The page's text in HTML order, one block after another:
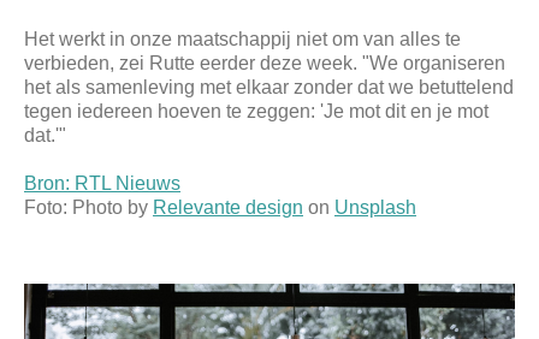
Het werkt in onze maatschappij niet om van alles te
verbieden, zei Rutte eerder deze week. "We organiseren
het als samenleving met elkaar zonder dat we betuttelend
tegen iedereen hoeven te zeggen: 'Je mot dit en je mot
dat.'"
Bron: RTL Nieuws
Foto: Photo by Relevante design on Unsplash